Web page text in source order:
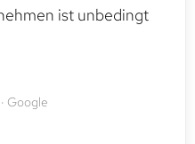
ist unbedingt
Google